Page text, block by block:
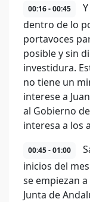
00:16 - 00:45
dentro de lo
portavoces
posible y sin
investidura.
no tiene un
interese a
al Gobierno
interesa a los
00:45 - 01:00
inicios del
se empiezan
Junta de